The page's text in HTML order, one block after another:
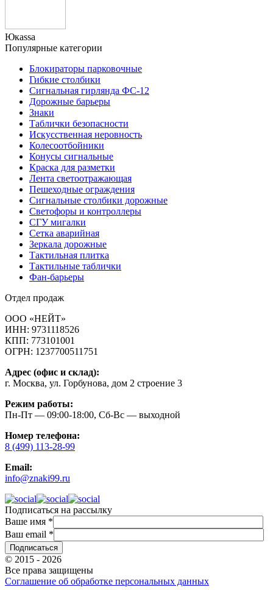
Юкаssа
Популярные категории
Блокираторы парковочные
Гибкие столбики
Сигнальная гирлянда ФС-12
Дорожные барьеры
Знаки
Таблички безопасности
Искусственная неровность
Колесоотбойники
Конусы сигнальные
Краска для разметки
Лента светоотражающая
Пешеходные ограждения
Сигнальные столбики дорожные
Светофоры и контроллеры
СГУ мигалки
Cетка аварийная
Зеркала дорожные
Тактильная плитка
Тактильные таблички
Фан-барьеры
Отдел продаж
ООО «НЕЙТ»
ИНН: 9731118526
КПП: 773101001
ОГРН: 1237700511751
Адрес (офис и склад):
г. Москва, ул. Горбунова, дом 2 строение 3
Режим работы:
Пн-Пт — 09:00-18:00, Сб-Вс — выходной
Номер телефона:
8 (499) 113-28-99
Email:
info@znaki99.ru
Подписаться на рассылку
Ваше имя *
Ваш email *
© 2015 - 2026
Все права защищены
Соглашение об обработке персональных данных